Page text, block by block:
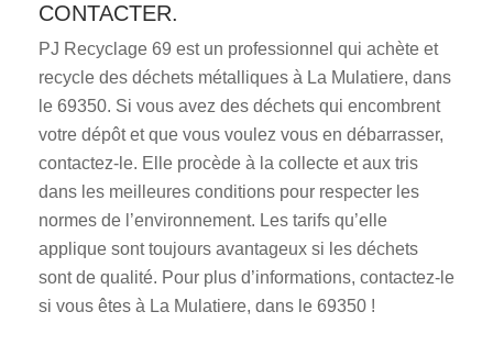
CONTACTER.
PJ Recyclage 69 est un professionnel qui achète et
recycle des déchets métalliques à La Mulatiere, dans
le 69350. Si vous avez des déchets qui encombrent
votre dépôt et que vous voulez vous en débarrasser,
contactez-le. Elle procède à la collecte et aux tris
dans les meilleures conditions pour respecter les
normes de l’environnement. Les tarifs qu’elle
applique sont toujours avantageux si les déchets
sont de qualité. Pour plus d’informations, contactez-le
si vous êtes à La Mulatiere, dans le 69350 !